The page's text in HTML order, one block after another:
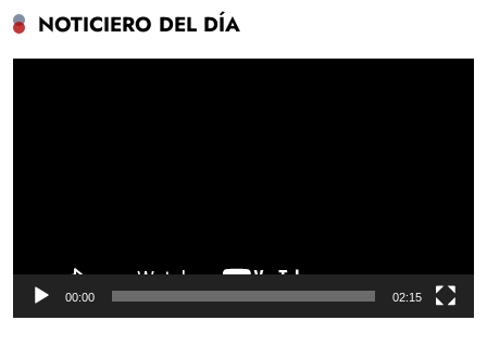
NOTICIERO DEL DÍA
00:00 02:15